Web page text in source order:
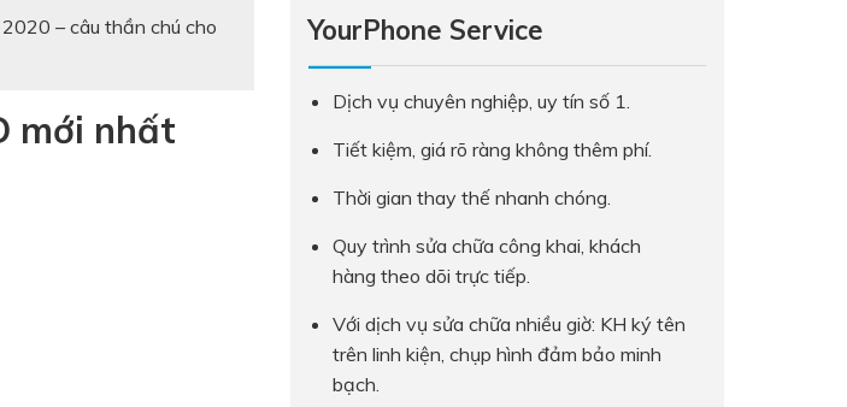
– câu thần chú cho
mới nhất
YourPhone Service
Dịch vụ chuyên nghiệp, uy tín số 1.
Tiết kiệm, giá rõ ràng không thêm phí.
Thời gian thay thế nhanh chóng.
Quy trình sửa chữa công khai, khách
hàng theo dõi trực tiếp.
Với dịch vụ sửa chữa nhiều giờ: KH ký tên
trên linh kiện, chụp hình đảm bảo minh
bạch.